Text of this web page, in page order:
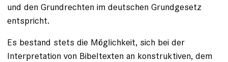
und den Grundrechten im deutschen Grundgesetz
entspricht.
Es bestand stets die Möglichkeit, sich bei der
Interpretation von Bibeltexten an konstruktiven, dem